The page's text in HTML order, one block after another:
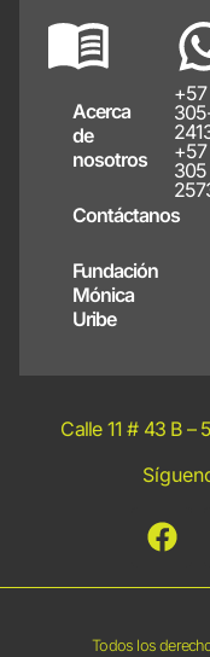
Acerca
de
nosotros
Contáctanos
Fundación
Mónica
Uribe
+57
+57
305
Calle 11 # 43 B –
Todos los